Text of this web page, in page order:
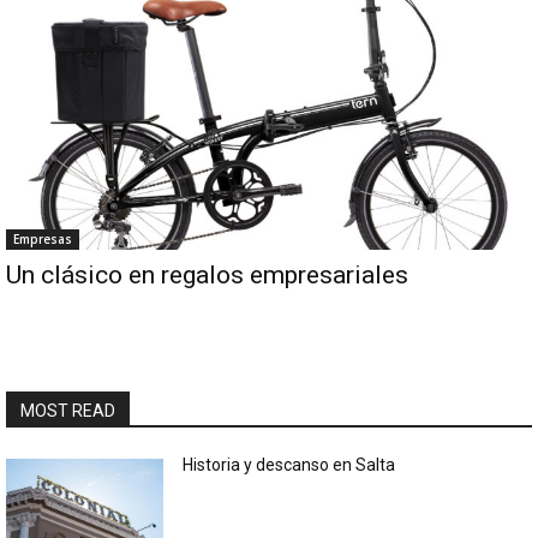
Empresas
Un clásico en regalos empresariales
MOST READ
Historia y descanso en Salta